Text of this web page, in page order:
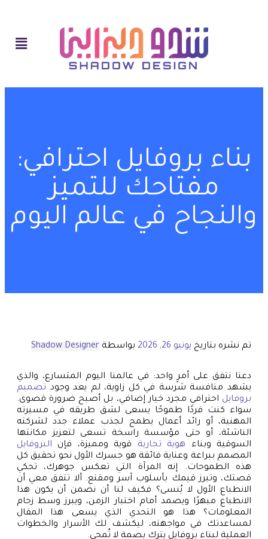
بناء بروفايل احترافي:
مفتاحك للتميز
والنجاح في عالم اليوم
تم نشره بتاريخ يونيو 26, 2026 بواسطة Shadow Designer
دعنا نتفق على أمرٍ واحد: في عالمنا اليوم المتسارع، والذي
يشهد منافسة شرسة في كل زاوية، لم يعد وجود تصميم
بروفايل احترافي مجرد خيار إضافي، بل أصبح ضرورة قصوى.
سواء كنت فردًا طموحًا يسعى لشق طريقه في مسيرته
المهنية، أو رائد أعمال يطمح لجذب عملاء جدد لشركته
الناشئة، أو حتى مؤسسة راسخة تسعى لتعزيز مكانتها
السوقية وبناء هوية تجارية قوية ومميزة، فإن البروفايل
المصمم ببراعة وعناية فائقة هو جسرك الأول نحو تحقيق كل
هذه الطموحات. إنه المرآة التي تعكس جوهرك، تحكي
قصتك، وتبرز قيمك بأسلوب آسر ومقنع. ألا تتفق معي أن
الانطباع الأول لا يُنسى؟ فكيف لنا أن نضمن أن يكون هذا
الانطباع مبهرًا ويصمد أمام اختبار الزمن، ويبرز وسط زحام
المعلومات؟ هذا هو التحدي الذي يسعى هذا المقال
لمساعدتك في مواجهته، ليكشف لك الأسرار والخطوات
العملية لبناء بروفايل يترك بصمة لا تُمحى.